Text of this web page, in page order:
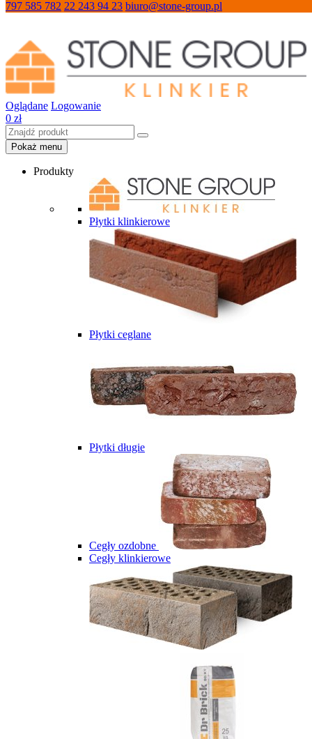
797 585 782 22 243 94 23 biuro@stone-group.pl
Oglądane Logowanie
0 zł
Pokaż menu
Produkty
Płytki klinkierowe
Płytki ceglane
Płytki długie
Cegły ozdobne
Cegły klinkierowe